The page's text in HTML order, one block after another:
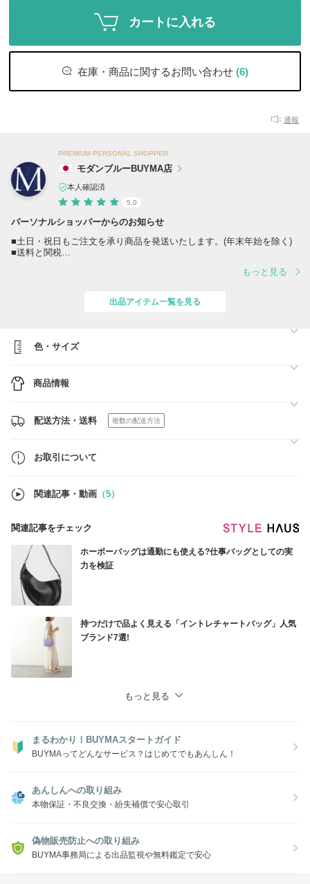
カートに入れる
在庫・商品に関するお問い合わせ (6)
通報
PREMIUM PERSONAL SHOPPER
モダンブルーBUYMA店
本人確認済
5.0
パーソナルショッパーからのお知らせ
■土日・祝日もご注文を承り商品を発送いたします。(年末年始を除く)
■送料と関税
ご希望の際は購入時の【ヤマト運輸 - 宅急便・ラッピングあり
で、お届け先や日時指定の変更、ラッピングや商品に関するご要望の追
加・変更は承ることができない場合がございます。
※ブランドのラッピング資材（リボン・包装資材・手提げ紙袋）はご用
意がございません。
※資材の在庫状況により掲載のイメージとは異なる場合がございます。
ご入金後にご注文確定となりお客様分の在庫の有無を確認いたします。
尚、他店舗でも販売を行っておりますためタイムラグによりご注文後で
欠品となる場合がございます。予めご了承お願いいたします。
※ご注文後の欠品の場合でもBUYMA様よりご返金されます。
もっと見る
出品アイテム一覧を見る
色・サイズ
商品情報
配送方法・送料 複数の配送方法
お取引について
関連記事・動画 （5）
関連記事をチェック
ホーボーバッグは通勤にも使える?仕事バッグとしての実
力を検証
持つだけで品よく見える「イントレチャートバッグ」人気
ブランド7選!
もっと見る
まるわかり！BUYMAスタートガイド
BUYMAってどんなサービス？はじめてでもあんしん！
あんしんへの取り組み
本物保証・不良交換・紛失補償で安心取引
偽物販売防止への取り組み
BUYMA事務局による出品監視や無料鑑定で安心